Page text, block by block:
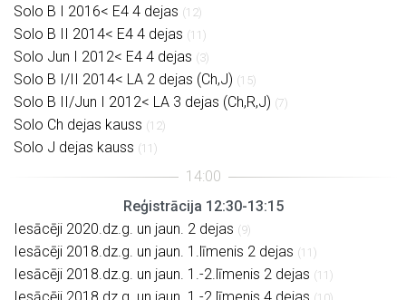
Solo B I 2016< E4 4 dejas (12)
Solo B II 2014< E4 4 dejas (11)
Solo Jun I 2012< E4 4 dejas (3)
Solo B I/II 2014< LA 2 dejas (Ch,J) (15)
Solo B II/Jun I 2012< LA 3 dejas (Ch,R,J) (7)
Solo Ch dejas kauss (12)
Solo J dejas kauss (11)
Reģistrācija 12:30-13:15
Iesācēji 2020.dz.g. un jaun. 2 dejas (9)
Iesācēji 2018.dz.g. un jaun. 1.līmenis 2 dejas (11)
Iesācēji 2018.dz.g. un jaun. 1.-2.līmenis 2 dejas (11)